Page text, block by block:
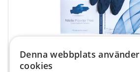
Denna webbplats använder
cookies